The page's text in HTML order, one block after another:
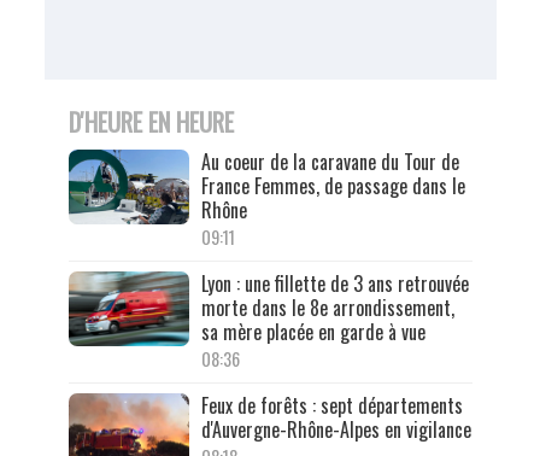
D'HEURE EN HEURE
Au coeur de la caravane du Tour de
France Femmes, de passage dans le
Rhône
09:11
Lyon : une fillette de 3 ans retrouvée
morte dans le 8e arrondissement,
sa mère placée en garde à vue
08:36
Feux de forêts : sept départements
d'Auvergne-Rhône-Alpes en vigilance